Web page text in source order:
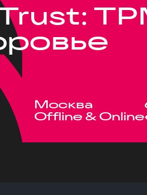
Москва
Offline & Online